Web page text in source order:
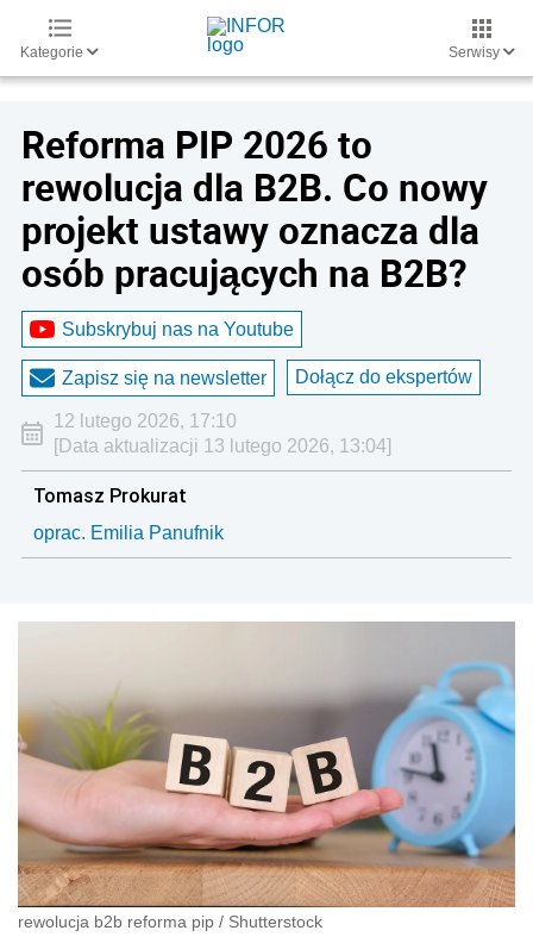
Kategorie Serwisy
Reforma PIP 2026 to
rewolucja dla B2B. Co nowy
projekt ustawy oznacza dla
osób pracujących na B2B?
Subskrybuj nas na Youtube
Zapisz się na newsletter Dołącz do ekspertów
12 lutego 2026, 17:10
[Data aktualizacji 13 lutego 2026, 13:04]
Tomasz Prokurat
oprac. Emilia Panufnik
rewolucja b2b reforma pip / Shutterstock